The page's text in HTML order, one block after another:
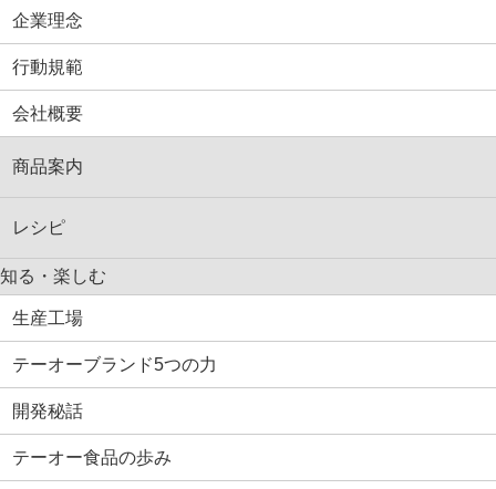
企業理念
行動規範
会社概要
商品案内
レシピ
知る・楽しむ
生産工場
テーオーブランド5つの力
開発秘話
テーオー食品の歩み